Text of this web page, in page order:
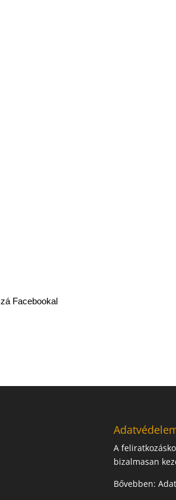
Facebookal
A
bizalmasan
Bővebben: